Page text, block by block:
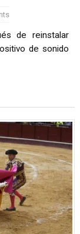
de reinstalar
de sonido